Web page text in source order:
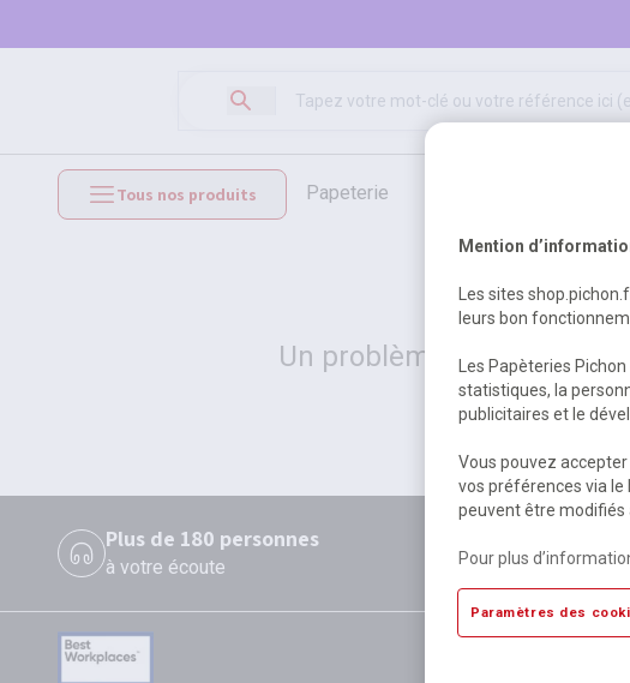
Tous nos produits papeterie
mobilier et équipements
Un problème serveur est
Plus de 180 personnes
à votre écoute disponibles
Mention
Les sites
leurs bon
Les Papèteries
statistiques, la
publicitaires et le
Vous pouvez
vos préférences via le
peuvent être modifiés
Pour plus
Paramètres des